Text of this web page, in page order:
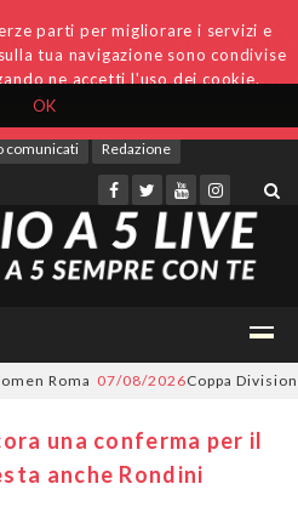
OK
parti per migliorare i servizi e
tua navigazione sono condivise
ne accetti l'uso dei cookie.
comunicati Redazione
Roma 07/08/2026Coppa Divisione,
una conferma per il
anche Rondini